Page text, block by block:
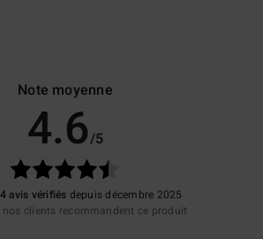
Note moyenne
4.6/5
avis vérifiés depuis décembre 2025
nos clients recommandent ce produit